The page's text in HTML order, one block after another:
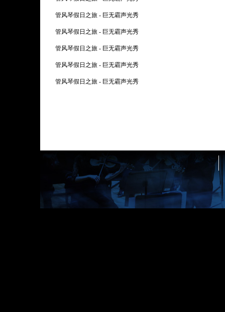
管风琴假日之旅 - 巨无霸声光秀
管风琴假日之旅 - 巨无霸声光秀
管风琴假日之旅 - 巨无霸声光秀
管风琴假日之旅 - 巨无霸声光秀
管风琴假日之旅 - 巨无霸声光秀